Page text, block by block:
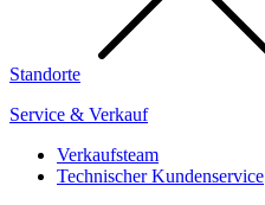
Standorte
Service & Verkauf
Verkaufsteam
Technischer Kundenservice